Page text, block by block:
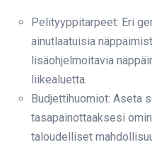
Pelityyppitarpeet: Eri
ainutlaatuisia
lisäohjelmoitavia
liikealuetta.
Budjettihuomiot: Aseta
tasapainottaaksesi
taloudelliset